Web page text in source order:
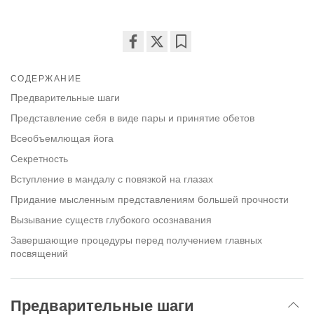
СОДЕРЖАНИЕ
Предварительные шаги
Представление себя в виде пары и принятие обетов
Всеобъемлющая йога
Секретность
Вступление в мандалу с повязкой на глазах
Придание мысленным представлениям большей прочности
Вызывание существ глубокого осознавания
Завершающие процедуры перед получением главных
посвящений
Предварительные шаги